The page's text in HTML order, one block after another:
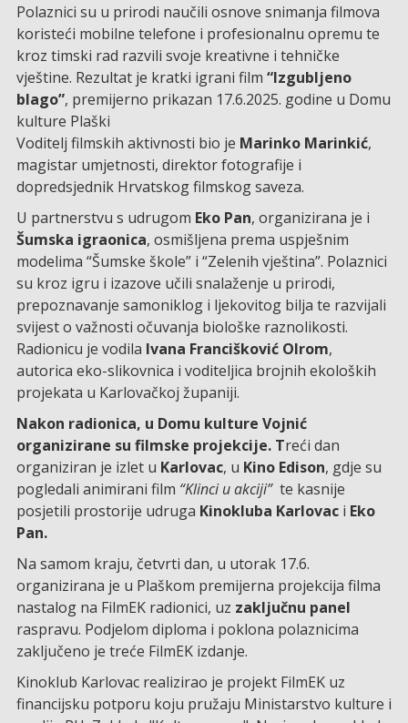
Polaznici su u prirodi naučili osnove snimanja filmova
koristeći mobilne telefone i profesionalnu opremu te
kroz timski rad razvili svoje kreativne i tehničke
vještine. Rezultat je kratki igrani film “Izgubljeno
blago”, premijerno prikazan 17.6.2025. godine u Domu
kulture Plaški
Voditelj filmskih aktivnosti bio je Marinko Marinkić,
magistar umjetnosti, direktor fotografije i
dopredsjednik Hrvatskog filmskog saveza.
U partnerstvu s udrugom Eko Pan, organizirana je i
Šumska igraonica, osmišljena prema uspješnim
modelima “Šumske škole” i “Zelenih vještina”. Polaznici
su kroz igru i izazove učili snalaženje u prirodi,
prepoznavanje samoniklog i ljekovitog bilja te razvijali
svijest o važnosti očuvanja biološke raznolikosti.
Radionicu je vodila Ivana Francišković Olrom,
autorica eko-slikovnica i voditeljica brojnih ekoloških
projekata u Karlovačkoj županiji.
Nakon radionica, u Domu kulture Vojnić
organizirane su filmske projekcije. Treći dan
organiziran je izlet u Karlovac, u Kino Edison, gdje su
pogledali animirani film “Klinci u akciji”te kasnije
posjetili prostorije udruga Kinokluba Karlovaci Eko
Pan.
Na samom kraju, četvrti dan, u utorak 17.6.
organizirana je u Plaškom premijerna projekcija filma
nastalog na FilmEK radionici, uz zaključnu panel
raspravu. Podjelom diploma i poklona polaznicima
zaključeno je treće FilmEK izdanje.
Kinoklub Karlovac realizirao je projekt FilmEK uz
financijsku potporu koju pružaju Ministarstvo kulture i